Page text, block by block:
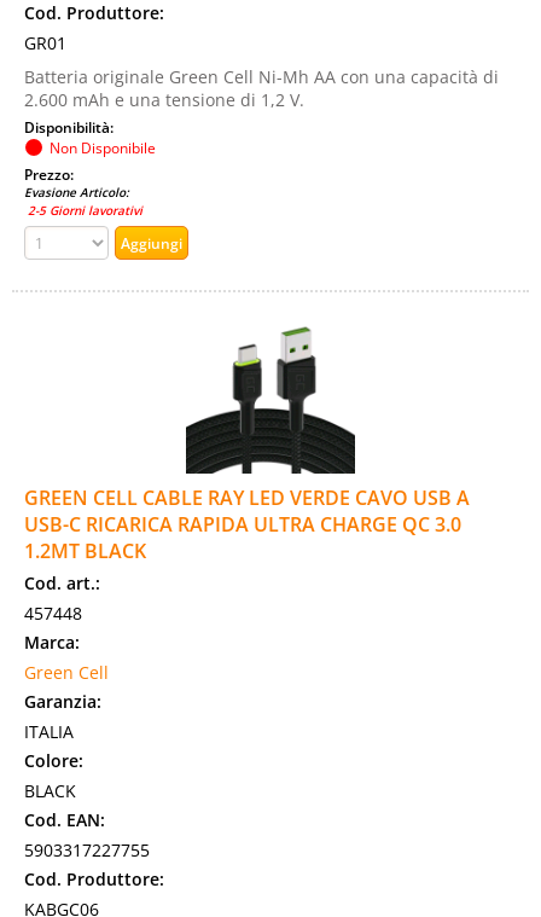
Cod. Produttore:
GR01
Batteria originale Green Cell Ni-Mh AA con una capacità di
2.600 mAh e una tensione di 1,2 V.
Disponibilità:
Non Disponibile
Prezzo:
Evasione Articolo:
2-5 Giorni lavorativi
GREEN CELL CABLE RAY LED VERDE CAVO USB A
USB-C RICARICA RAPIDA ULTRA CHARGE QC 3.0
1.2MT BLACK
Cod. art.:
457448
Marca:
Green Cell
Garanzia:
ITALIA
Colore:
BLACK
Cod. EAN:
5903317227755
Cod. Produttore:
KABGC06